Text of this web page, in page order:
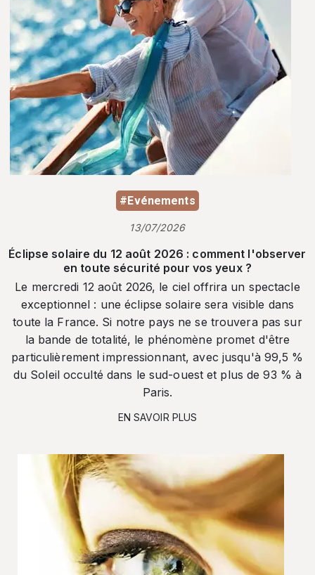
#Evénements
13/07/2026
Éclipse solaire du 12 août 2026 : comment l'observer
en toute sécurité pour vos yeux ?
Le mercredi 12 août 2026, le ciel offrira un spectacle
exceptionnel : une éclipse solaire sera visible dans
toute la France. Si notre pays ne se trouvera pas sur
la bande de totalité, le phénomène promet d'être
particulièrement impressionnant, avec jusqu'à 99,5 %
du Soleil occulté dans le sud-ouest et plus de 93 % à
Paris.
EN SAVOIR PLUS